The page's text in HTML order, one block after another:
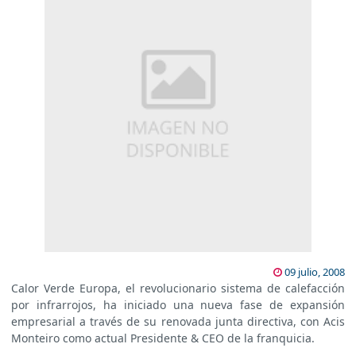
09 julio, 2008
Calor Verde Europa, el revolucionario sistema de calefacción
por infrarrojos, ha iniciado una nueva fase de expansión
empresarial a través de su renovada junta directiva, con Acis
Monteiro como actual Presidente & CEO de la franquicia.